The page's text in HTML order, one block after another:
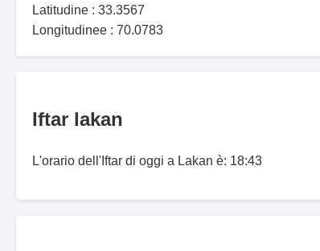
Latitudine : 33.3567
Longitudinee : 70.0783
Iftar lakan
L'orario dell'Iftar di oggi a Lakan è: 18:43